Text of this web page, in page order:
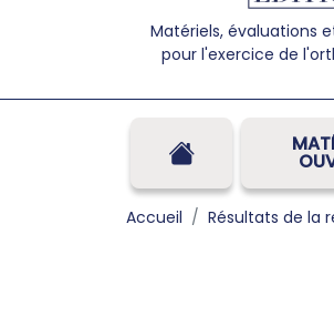
Matériels, évaluations
pour l'exercice de
Accueil Résultats de la